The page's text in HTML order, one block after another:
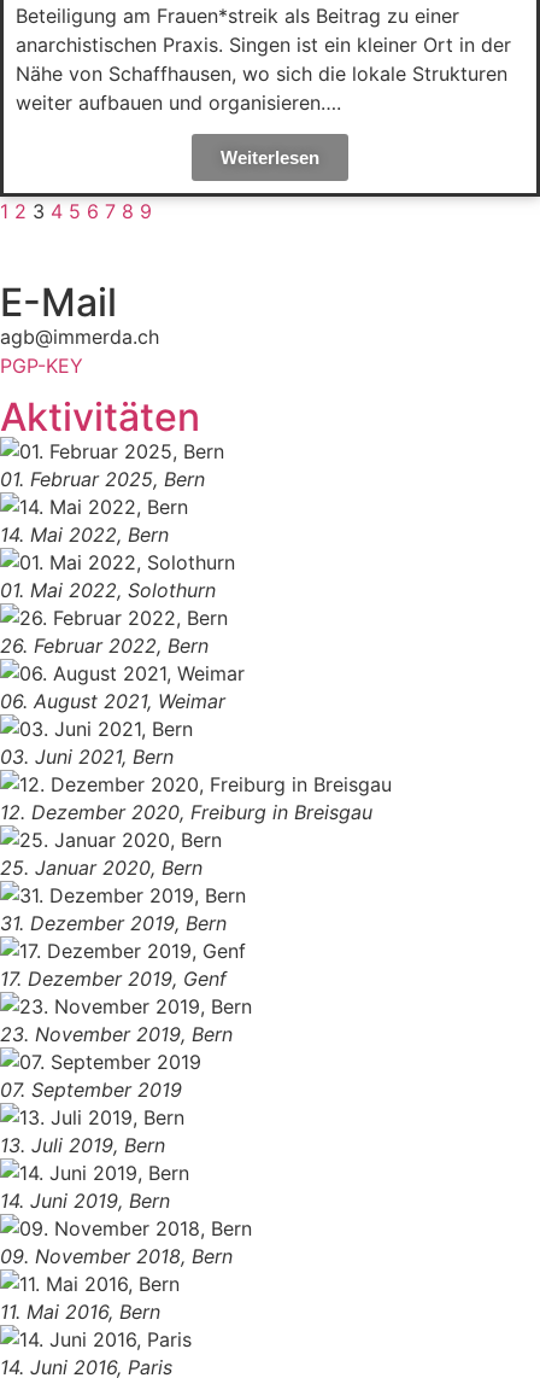
Beteiligung am Frauen*streik als Beitrag zu einer
anarchistischen Praxis. Singen ist ein kleiner Ort in der
Nähe von Schaffhausen, wo sich die lokale Strukturen
weiter aufbauen und organisieren….
Weiterlesen
1 2 3 4 5 6 7 8 9
E-Mail
agb@immerda.ch
PGP-KEY
Aktivitäten
01. Februar 2025, Bern
14. Mai 2022, Bern
01. Mai 2022, Solothurn
26. Februar 2022, Bern
06. August 2021, Weimar
03. Juni 2021, Bern
12. Dezember 2020, Freiburg in Breisgau
25. Januar 2020, Bern
31. Dezember 2019, Bern
17. Dezember 2019, Genf
23. November 2019, Bern
07. September 2019
13. Juli 2019, Bern
14. Juni 2019, Bern
09. November 2018, Bern
11. Mai 2016, Bern
14. Juni 2016, Paris